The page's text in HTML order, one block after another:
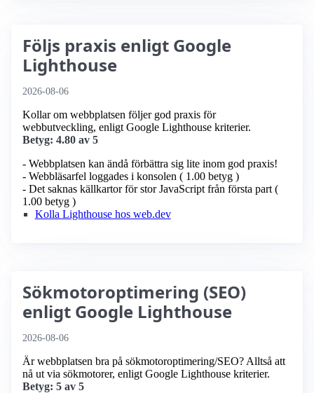
Följs praxis enligt Google
Lighthouse
2026-08-06
Kollar om webbplatsen följer god praxis för
webbutveckling, enligt Google Lighthouse kriterier.
Betyg: 4.80 av 5
- Webbplatsen kan ändå förbättra sig lite inom god praxis!
- Webbläsarfel loggades i konsolen ( 1.00 betyg )
- Det saknas källkartor för stor JavaScript från första part (
1.00 betyg )
Kolla Lighthouse hos web.dev
Sökmotoroptimering (SEO)
enligt Google Lighthouse
2026-08-06
Är webbplatsen bra på sökmotoroptimering/SEO? Alltså att
nå ut via sökmotorer, enligt Google Lighthouse kriterier.
Betyg: 5 av 5